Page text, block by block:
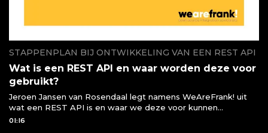
STAPPENPLAN BIJ ONTWIKKELING VAN EEN REST API
Wat is een REST API en waar worden deze voor
gebruikt?
Jeroen Jansen van Rosendaal legt namens WeAreFrank! uit
wat een REST API is en waar we deze voor kunnen
gebruiken of moeten gebruiken
01:16